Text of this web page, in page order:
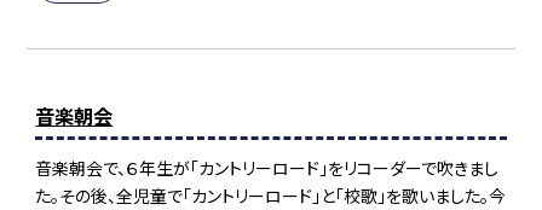
音楽朝会
音楽朝会で、６年生が「カントリーロード」をリコーダーで吹きまし
た。その後、全児童で「カントリーロード」と「校歌」を歌いました。今